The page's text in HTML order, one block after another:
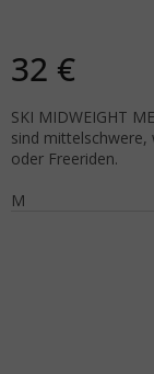
32 €
SKI MIDWEIGHT
sind mittelschwere,
oder Freeriden.
M